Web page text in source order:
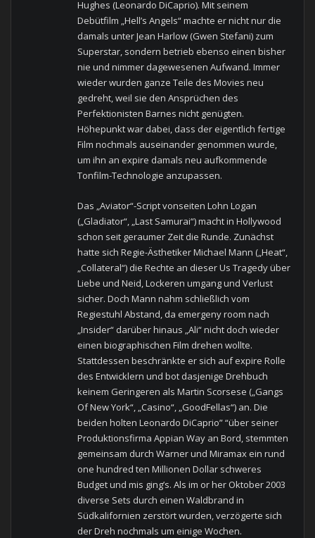
Hughes (Leonardo DiCaprio). Mit seinem
Debütfilm „Hell’s Angels“ machte er nicht nur die
damals unter Jean Harlow (Gwen Stefani) zum
Superstar, sondern betrieb ebenso einen bisher
nie und nimmer dagewesenen Aufwand. Immer
wieder wurden ganze Teile des Movies neu
gedreht, weil sie den Ansprüchen des
Perfektionisten Barnes nicht genügten.
Höhepunkt war dabei, dass der eigentlich fertige
Film nochmals auseinander genommen wurde,
um ihn an expire damals neu aufkommende
Tonfilm-Technologie anzupassen.
Das „Aviator“-Script vonseiten Lohn Logan
(„Gladiator“, „Last Samurai“) macht in Hollywood
schon seit geraumer Zeit die Runde. Zunächst
hatte sich Regie-Ästhetiker Michael Mann („Heat“,
„Collateral“) die Rechte an dieser Us Tragedy über
Liebe und Neid, Lockeren umgang und Verlust
sicher. Doch Mann nahm schließlich vom
Regiestuhl Abstand, da emergeny room nach
„Insider“ darüber hinaus „Ali“ nicht doch wieder
einen biographischen Film drehen wollte.
Stattdessen beschränkte er sich auf expire Rolle
des Entwicklern und bot dasjenige Drehbuch
keinem Geringeren als Martin Scorsese („Gangs
Of New York“, „Casino“, „GoodFellas“) an. Die
beiden holten Leonardo DiCaprio” “über seiner
Produktionsfirma Appian Way an Bord, stemmten
gemeinsam durch Warner und Miramax ein rund
one hundred ten Millionen Dollar schweres
Budget und mis ging’s. Als im or her Oktober 2003
diverse Sets durch einen Waldbrand in
Südkalifornien zerstört wurden, verzögerte sich
der Dreh nochmals um einige Wochen.